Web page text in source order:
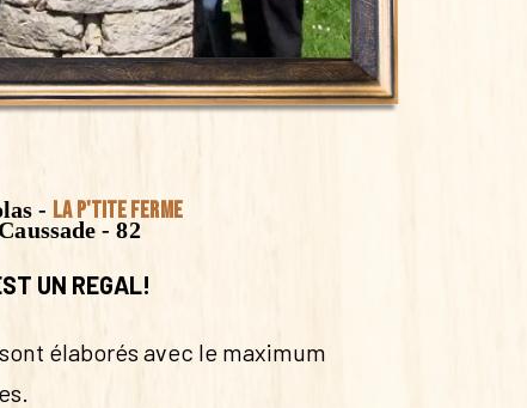
- La p'tite Ferme
Caussade - 82
UN REGAL!
élaborés avec le maximum